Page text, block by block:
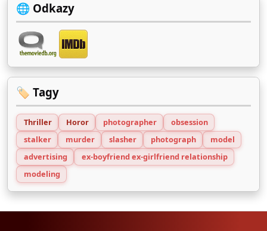
🌐 Odkazy
🏷️ Tagy
Thriller Horor photographer
obsession
stalker
murder slasher photograph
model
advertising
ex-boyfriend ex-girlfriend relationship
modeling